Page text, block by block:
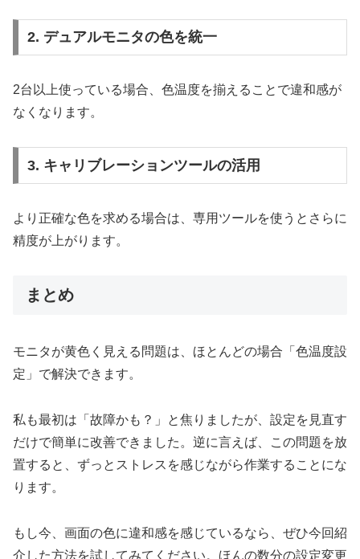
2. デュアルモニタの色を統一
2台以上使っている場合、色温度を揃えることで違和感が
なくなります。
3. キャリブレーションツールの活用
より正確な色を求める場合は、専用ツールを使うとさらに
精度が上がります。
まとめ
モニタが黄色く見える問題は、ほとんどの場合「色温度設
定」で解決できます。
私も最初は「故障かも？」と焦りましたが、設定を見直す
だけで簡単に改善できました。逆に言えば、この問題を放
置すると、ずっとストレスを感じながら作業することにな
ります。
もし今、画面の色に違和感を感じているなら、ぜひ今回紹
介した方法を試してみてください。ほんの数分の設定変更